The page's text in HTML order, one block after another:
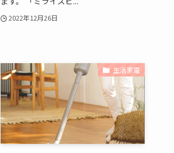
2022年12月26日
生活家電